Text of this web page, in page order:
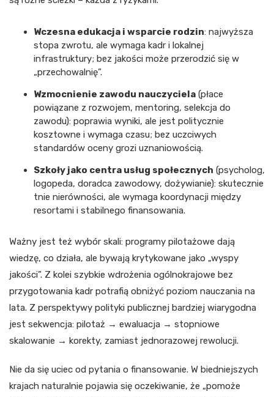
Wczesna edukacja i wsparcie rodzin: najwyższa
stopa zwrotu, ale wymaga kadr i lokalnej
infrastruktury; bez jakości może przerodzić się w
„przechowalnię”.
Wzmocnienie zawodu nauczyciela (płace
powiązane z rozwojem, mentoring, selekcja do
zawodu): poprawia wyniki, ale jest politycznie
kosztowne i wymaga czasu; bez uczciwych
standardów oceny grozi uznaniowością.
Szkoły jako centra usług społecznych (psycholog,
logopeda, doradca zawodowy, dożywianie): skutecznie
tnie nierówności, ale wymaga koordynacji między
resortami i stabilnego finansowania.
Ważny jest też wybór skali: programy pilotażowe dają
wiedzę, co działa, ale bywają krytykowane jako „wyspy
jakości”. Z kolei szybkie wdrożenia ogólnokrajowe bez
przygotowania kadr potrafią obniżyć poziom nauczania na
lata. Z perspektywy polityki publicznej bardziej wiarygodna
jest sekwencja: pilotaż → ewaluacja → stopniowe
skalowanie → korekty, zamiast jednorazowej rewolucji.
Nie da się uciec od pytania o finansowanie. W biedniejszych
krajach naturalnie pojawia się oczekiwanie, że „pomoże